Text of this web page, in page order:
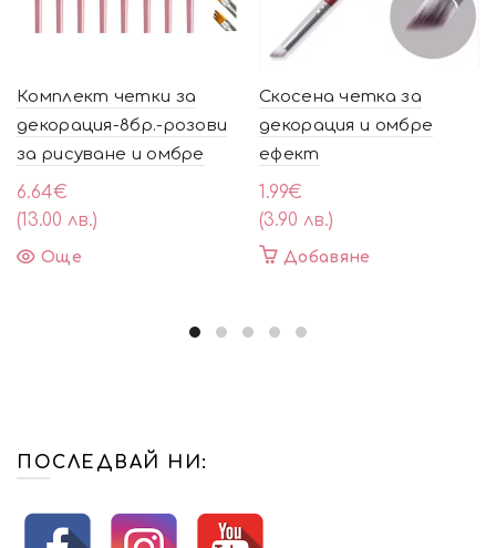
Комплект четки за
декорация-8бр.-розови
за рисуване и омбре
6.64€
(13.00 лв.)
Още
Скосена четка за
декорация и омбре
ефект
1.99€
(3.90 лв.)
Добавяне
ПОСЛЕДВАЙ НИ: